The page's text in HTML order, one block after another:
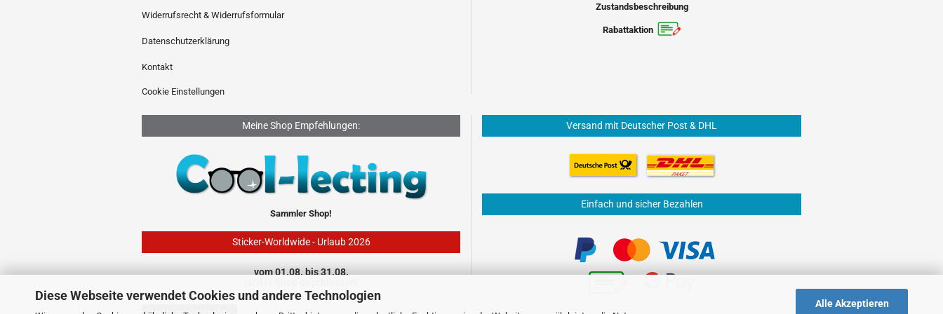
Diese Webseite verwendet Cookies und andere Technologien
Alle Akzeptieren
Widerrufsrecht & Widerrufsformular
Datenschutzerklärung
Kontakt
Cookie Einstellungen
Zustandsbeschreibung
Rabattaktion
Meine Shop Empfehlungen:
Sammler Shop!
Sticker-Worldwide - Urlaub 2026
vom 01.08. bis 31.08.
Versand mit Deutscher Post & DHL
Einfach und sicher Bezahlen